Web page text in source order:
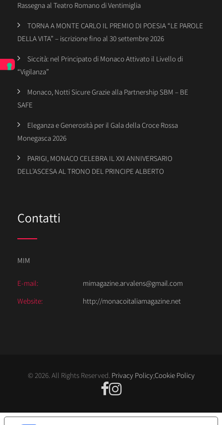
Rassegna al Teatro Romano di Ventimiglia
TORNA A MONTE CARLO IL PREMIO DI POESIA “LE PAROLE
DELLA VITA” – iscrizione fino al 30 settembre 2026
Siccità: nel Principato di Monaco Attivato il Livello di
“Vigilanza”
Monaco, Notti Sicure Grazie alla Partnership SBM – BE
SAFE
Eleganza e Generosità per il Gala della Croce Rossa
Monegasca 2026
PARIGI, MONACO CELEBRA IL XXI ANNIVERSARIO
DELL’ASCESA AL TRONO DEL PRINCIPE ALBERTO
Contatti
MIM
E-mail:
mimagazine.arvalens@gmail.com
Website:
http://monacoitaliamagazine.net
© 2026. All Rights Reserved. Privacy Policy;Cookie Policy